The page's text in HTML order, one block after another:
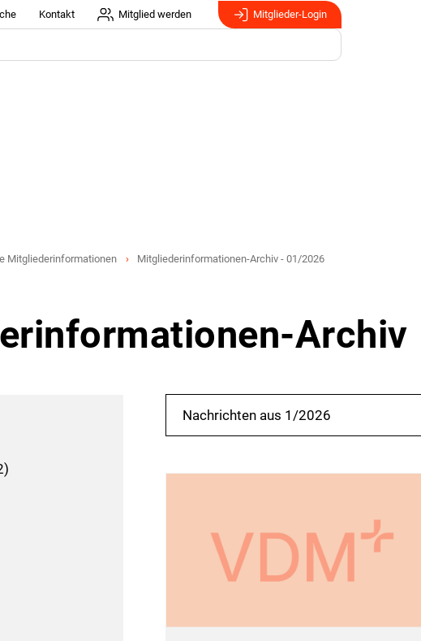
Kontakt Mitglied werden Mitglieder-Login
Mitgliederinformationen Mitgliederinformationen-Archiv - 01/2026
Archiv
Nachrichten aus 1/2026